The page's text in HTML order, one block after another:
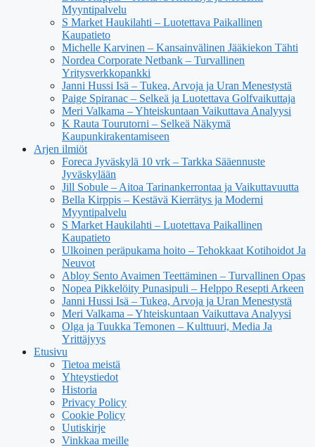
Myyntipalvelu
S Market Haukilahti – Luotettava Paikallinen
Kaupatieto
Michelle Karvinen – Kansainvälinen Jääkiekon Tähti
Nordea Corporate Netbank – Turvallinen
Yritysverkkopankki
Janni Hussi Isä – Tukea, Arvoja ja Uran Menestystä
Paige Spiranac – Selkeä ja Luotettava Golfvaikuttaja
Meri Valkama – Yhteiskuntaan Vaikuttava Analyysi
K Rauta Tourutorni – Selkeä Näkymä
Kaupunkirakentamiseen
Arjen ilmiöt
Foreca Jyväskylä 10 vrk – Tarkka Sääennuste
Jyväskylään
Jill Sobule – Aitoa Tarinankerrontaa ja Vaikuttavuutta
Bella Kirppis – Kestävä Kierrätys ja Moderni
Myyntipalvelu
S Market Haukilahti – Luotettava Paikallinen
Kaupatieto
Ulkoinen peräpukama hoito – Tehokkaat Kotihoidot Ja
Neuvot
Abloy Sento Avaimen Teettäminen – Turvallinen Opas
Nopea Pikkelöity Punasipuli – Helppo Resepti Arkeen
Janni Hussi Isä – Tukea, Arvoja ja Uran Menestystä
Meri Valkama – Yhteiskuntaan Vaikuttava Analyysi
Olga ja Tuukka Temonen – Kulttuuri, Media Ja
Yrittäjyys
Etusivu
Tietoa meistä
Yhteystiedot
Historia
Privacy Policy
Cookie Policy
Uutiskirje
Vinkkaa meille